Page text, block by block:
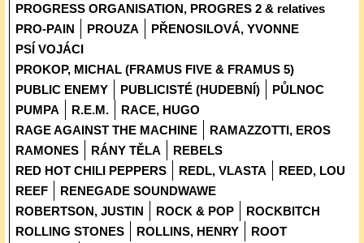
PROGRESS ORGANISATION, PROGRES 2 & relatives
PRO-PAIN
PROUZA
PŘENOSILOVÁ, YVONNE
PSÍ VOJÁCI
PROKOP, MICHAL (FRAMUS FIVE & FRAMUS 5)
PUBLIC ENEMY
PUBLICISTÉ (HUDEBNÍ)
PŮLNOC
PUMPA
R.E.M.
RACE, HUGO
RAGE AGAINST THE MACHINE
RAMAZZOTTI, EROS
RAMONES
RÁNY TĚLA
REBELS
RED HOT CHILI PEPPERS
REDL, VLASTA
REED, LOU
REEF
RENEGADE SOUNDWAWE
ROBERTSON, JUSTIN
ROCK & POP
ROCKBITCH
ROLLING STONES
ROLLINS, HENRY
ROOT